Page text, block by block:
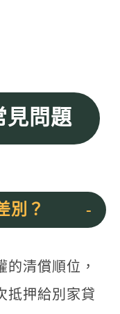
見問題
別？
清償順位，
抵押給別家貸